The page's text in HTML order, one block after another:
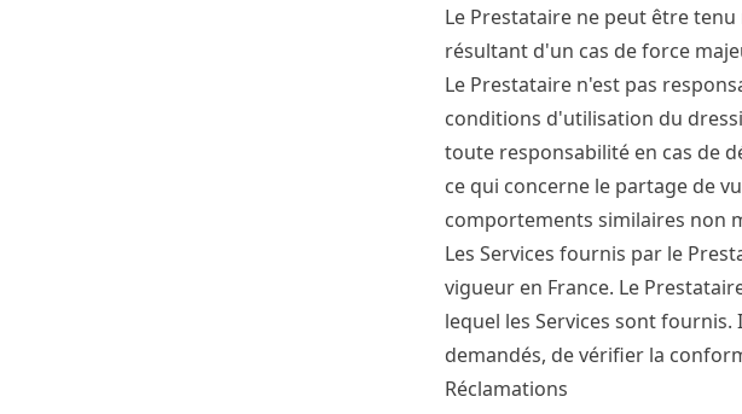
Le Prestataire ne peut être
résultant d'un cas de force
Le Prestataire n'est pas
conditions d'utilisation du
toute responsabilité en cas de
ce qui concerne le partage de
comportements similaires non
Les Services fournis par le
vigueur en France. Le
lequel les Services sont
demandés, de vérifier la
Réclamations